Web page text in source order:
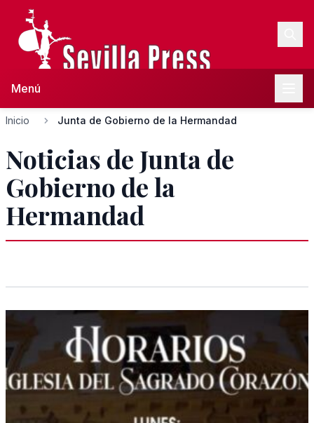
Menú
Inicio Junta de Gobierno de la Hermandad
Noticias de Junta de
Gobierno de la
Hermandad